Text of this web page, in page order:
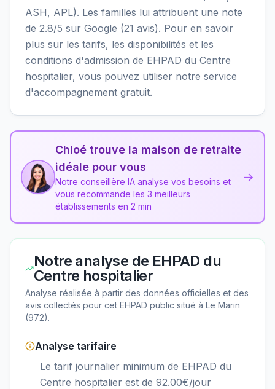
ASH, APL). Les familles lui attribuent une note
de 2.8/5 sur Google (21 avis). Pour en savoir
plus sur les tarifs, les disponibilités et les
conditions d'admission de EHPAD du Centre
hospitalier, vous pouvez utiliser notre service
d'accompagnement gratuit.
Chloé trouve la maison de retraite
idéale pour vous
Notre conseillère IA analyse vos besoins et
vous recommande les 3 meilleurs
établissements en 2 min
→
Notre analyse de EHPAD du
Centre hospitalier
Analyse réalisée à partir des données officielles et des
avis collectés pour cet EHPAD public situé à Le Marin
(972).
Analyse tarifaire
Le tarif journalier minimum de EHPAD du
Centre hospitalier est de 92.00€/jour